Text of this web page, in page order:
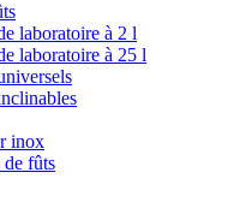
laboratoire à 2 l
laboratoire à 25 l
inox
de fûts